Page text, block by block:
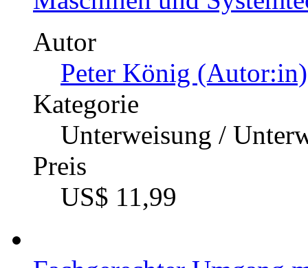
Autor
Peter König (Autor:in)
Kategorie
Unterweisung /
Preis
US$ 11,99